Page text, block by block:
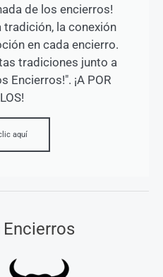
de los encierros!
tradición, la conexión
en cada encierro.
tradiciones junto a
Encierros!". ¡A POR
aquí